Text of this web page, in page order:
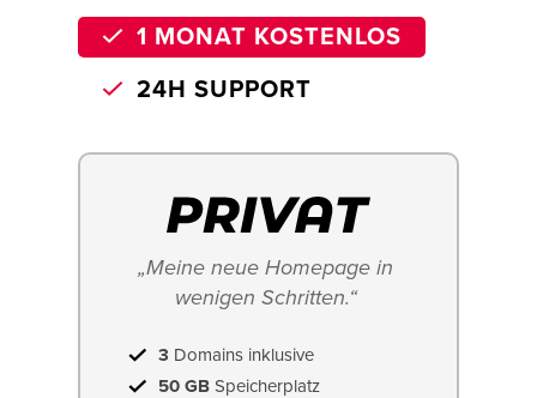
1 MONAT KOSTENLOS
24H SUPPORT
„Meine neue Homepage in
wenigen Schritten.“
3 Domains inklusive
50 GB Speicherplatz